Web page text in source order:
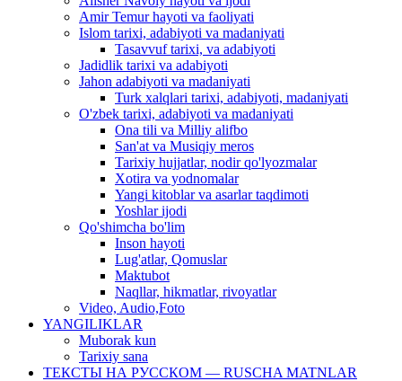
Amir Temur hayoti va faoliyati
Islom tarixi, adabiyoti va madaniyati
Tasavvuf tarixi, va adabiyoti
Jadidlik tarixi va adabiyoti
Jahon adabiyoti va madaniyati
Turk xalqlari tarixi, adabiyoti, madaniyati
O'zbek tarixi, adabiyoti va madaniyati
Ona tili va Milliy alifbo
San'at va Musiqiy meros
Tarixiy hujjatlar, nodir qo'lyozmalar
Xotira va yodnomalar
Yangi kitoblar va asarlar taqdimoti
Yoshlar ijodi
Qo'shimcha bo'lim
Inson hayoti
Lug'atlar, Qomuslar
Maktubot
Naqllar, hikmatlar, rivoyatlar
Video, Audio,Foto
YANGILIKLAR
Muborak kun
Tarixiy sana
ТЕКСТЫ НА РУССКОМ — RUSCHA MATNLAR